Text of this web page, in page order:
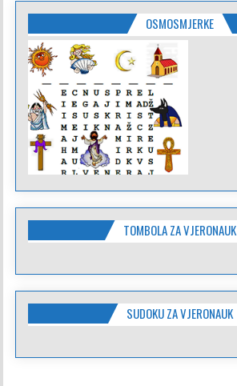
OSMOSMJERKE
TOMBOLA ZA VJERONAUK
SUDOKU ZA VJERONAUK